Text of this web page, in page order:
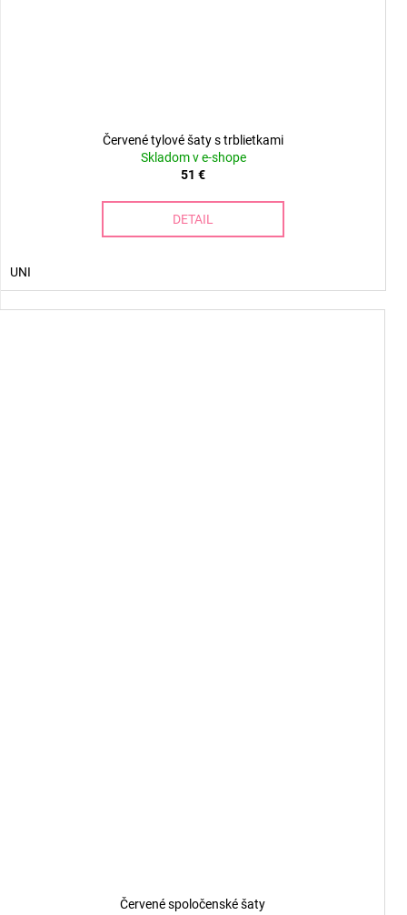
Červené tylové šaty s trblietkami
Skladom v e-shope
51 €
DETAIL
UNI
Červené spoločenské šaty